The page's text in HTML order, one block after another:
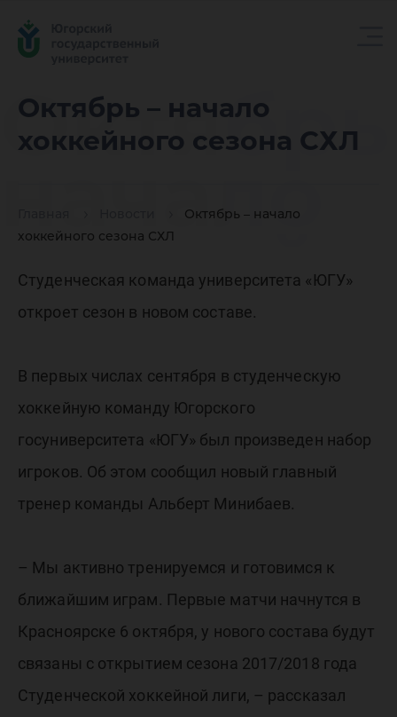
Октябрь – начало
хоккейного сезона СХЛ
Октябрь – начало
хоккейного сезона СХЛ
начало
сезона
Студенческая команда университета «ЮГУ»
откроет сезон в новом составе.
В первых числах сентября в студенческую
хоккейную команду Югорского
госуниверситета «ЮГУ» был произведен набор
игроков. Об этом сообщил новый главный
тренер команды Альберт Минибаев.
– Мы активно тренируемся и готовимся к
ближайшим играм. Первые матчи начнутся в
Красноярске 6 октября, у нового состава будут
связаны с открытием сезона 2017/2018 года
Студенческой хоккейной лиги, – рассказал